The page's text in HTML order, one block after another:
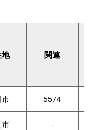
地 関連
市 5574
市 -